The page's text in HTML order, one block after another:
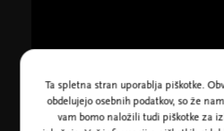
Ta spletna stran uporablja piškotke.
obdelujejo osebnih podatkov, so že
vam bomo naložili tudi piškotke za